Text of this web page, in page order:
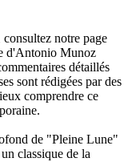
notre page
d'Antonio Munoz
détaillés
sont rédigées par des
comprendre ce
de "Pleine Lune"
classique de la